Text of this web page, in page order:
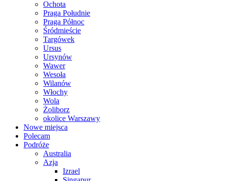
Ochota
Praga Południe
Praga Północ
Śródmieście
Targówek
Ursus
Ursynów
Wawer
Wesoła
Wilanów
Włochy
Wola
Żoliborz
okolice Warszawy
Nowe miejsca
Polecam
Podróże
Australia
Azja
Izrael